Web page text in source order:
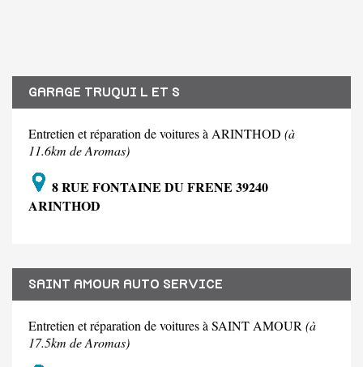
GARAGE TRUQUI L ET S
Entretien et réparation de voitures à ARINTHOD (à
11.6km de Aromas)
8 RUE FONTAINE DU FRENE 39240
ARINTHOD
SAINT AMOUR AUTO SERVICE
Entretien et réparation de voitures à SAINT AMOUR(à
17.5km de Aromas)